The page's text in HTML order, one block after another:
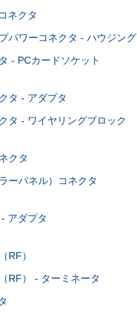
ネクタ
パワーコネクタ - ハウジング
- PCカードソケット
タ - アダプタ
タ - ワイヤリングブロック
クタ
ーパネル）コネクタ
アダプタ
RF）
RF） - ターミネータ